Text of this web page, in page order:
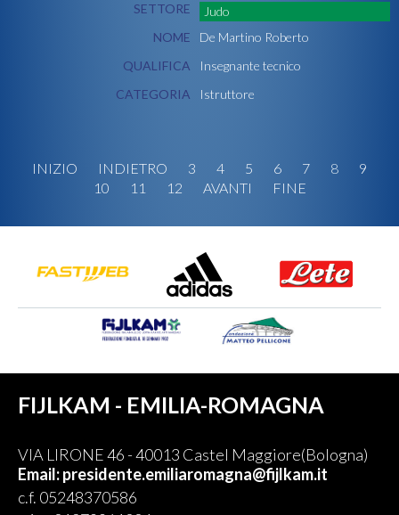
SETTORE
Judo
NOME
De Martino Roberto
QUALIFICA
Insegnante tecnico
CATEGORIA
Istruttore
INIZIO INDIETRO 3 4 5 6 7 8
9
10
11 12 AVANTI FINE
FIJLKAM - EMILIA-ROMAGNA
VIA LIRONE 46 - 40013 Castel Maggiore(Bologna)
Email: presidente.emiliaromagna@fijlkam.it
c.f. 05248370586